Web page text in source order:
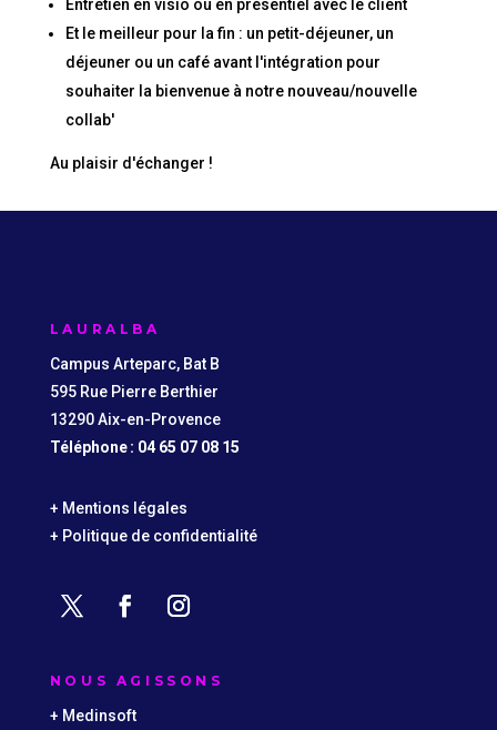
Entretien en visio ou en présentiel avec le client
Et le meilleur pour la fin : un petit-déjeuner, un
déjeuner ou un café avant l'intégration pour
souhaiter la bienvenue à notre nouveau/nouvelle
collab'
Au plaisir d'échanger !
LAURALBA
Campus Arteparc, Bat B
595 Rue Pierre Berthier
13290 Aix-en-Provence
Téléphone : 04 65 07 08 15
+ Mentions légales
+ Politique de confidentialité
NOUS AGISSONS
+ Medinsoft